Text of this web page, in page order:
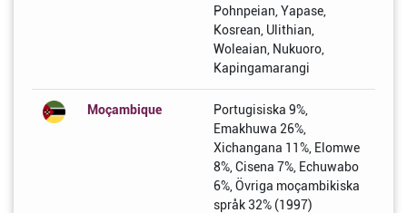
Pohnpeian, Yapase,
Kosrean, Ulithian,
Woleaian, Nukuoro,
Kapingamarangi
Moçambique
Portugisiska 9%,
Emakhuwa 26%,
Xichangana 11%, Elomwe
8%, Cisena 7%, Echuwabo
6%, Övriga moçambikiska
språk 32% (1997)